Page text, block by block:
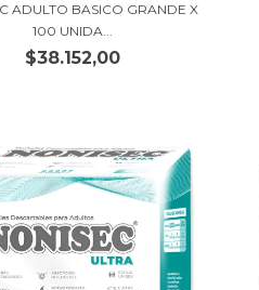
ADULTO BASICO GRANDE X
100 UNIDA...
$38.152,00